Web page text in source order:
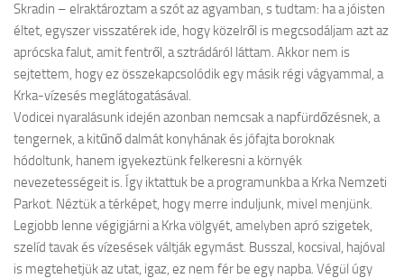
Skradin – elraktároztam a szót az agyamban, s tudtam: ha a jóisten
éltet, egyszer visszatérek ide, hogy közelről is megcsodáljam azt az
aprócska falut, amit fentről, a sztrádáról láttam. Akkor nem is
sejtettem, hogy ez összekapcsolódik egy másik régi vágyammal, a
Krka-vízesés meglátogatásával.
Vodicei nyaralásunk idején azonban nemcsak a napfürdőzésnek, a
tengernek, a kitűnő dalmát konyhának és jófajta boroknak
hódoltunk, hanem igyekeztünk felkeresni a környék
nevezetességeit is. Így iktattuk be a programunkba a Krka Nemzeti
Parkot. Néztük a térképet, hogy merre induljunk, mivel menjünk.
Legjobb lenne végigjárni a Krka völgyét, amelyben apró szigetek,
szelíd tavak és vízesések váltják egymást. Busszal, kocsival, hajóval
is megtehetjük az utat, igaz, ez nem fér be egy napba. Végül úgy